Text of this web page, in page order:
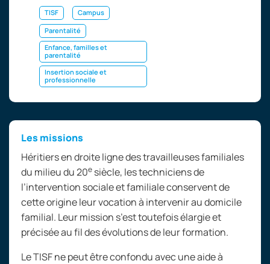
TISF
Campus
Parentalité
Enfance, familles et
parentalité
Insertion sociale et
professionnelle
Les missions
Héritiers en droite ligne des travailleuses familiales
du milieu du 20e siècle, les techniciens de
l’intervention sociale et familiale conservent de
cette origine leur vocation à intervenir au domicile
familial. Leur mission s’est toutefois élargie et
précisée au fil des évolutions de leur formation.
Le TISF ne peut être confondu avec une aide à